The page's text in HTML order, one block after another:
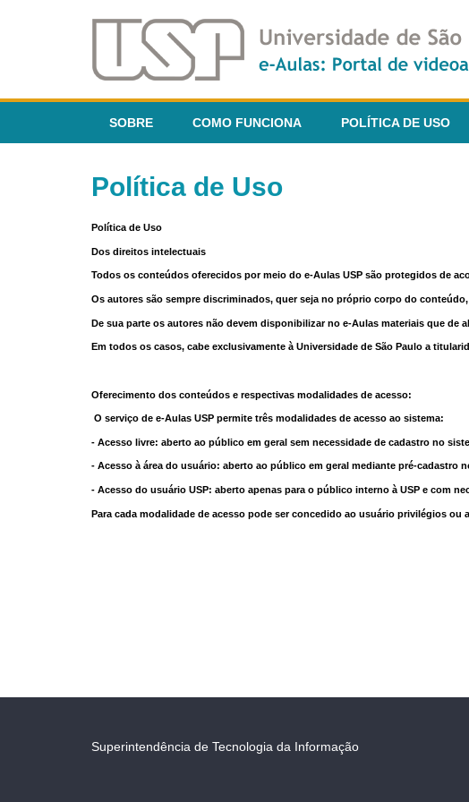
SOBRE COMO FUNCIONA POLÍTICA DE USO
Política de Uso
Política de Uso
Dos direitos intelectuais
Todos os conteúdos oferecidos por meio do e-Aulas USP são protegidos de
Os autores são sempre discriminados, quer seja no próprio corpo do
De sua parte os autores não devem disponibilizar no e-Aulas materiais que
Em todos os casos, cabe exclusivamente à Universidade de São Paulo a
Oferecimento dos conteúdos e respectivas modalidades de acesso:
O serviço de e-Aulas USP permite três modalidades de acesso ao sistema:
- Acesso livre: aberto ao público em geral sem necessidade de cadastro no
- Acesso à área do usuário: aberto ao público em geral mediante pré-cadastro
- Acesso do usuário USP: aberto apenas para o público interno à USP e com
Para cada modalidade de acesso pode ser concedido ao usuário privilégios ou
Superintendência de Tecnologia da Informação